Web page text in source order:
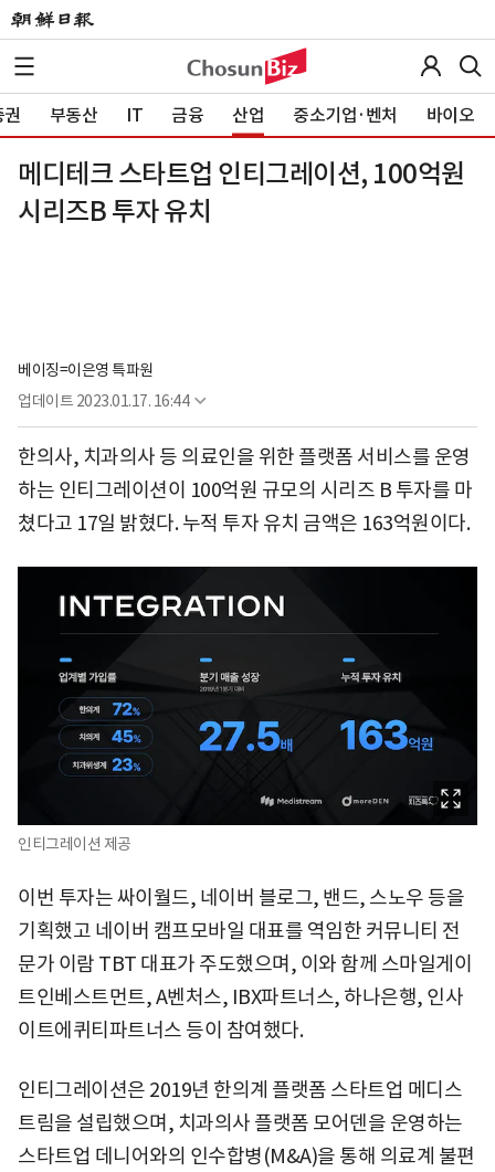
부동산 IT 금융 산업 중소기업·벤처 바이오
메디테크 스타트업 인티그레이션, 100억원
시리즈B 투자 유치
베이징=이은영 특파원
업데이트 2023.01.17. 16:44
한의사, 치과의사 등 의료인을 위한 플랫폼 서비스를 운영
하는 인티그레이션이 100억원 규모의 시리즈 B 투자를 마
쳤다고 17일 밝혔다. 누적 투자 유치 금액은 163억원이다.
인티그레이션 제공
이번 투자는 싸이월드, 네이버 블로그, 밴드, 스노우 등을
기획했고 네이버 캠프모바일 대표를 역임한 커뮤니티 전
문가 이람 TBT 대표가 주도했으며, 이와 함께 스마일게이
트인베스트먼트, A벤처스, IBX파트너스, 하나은행, 인사
이트에퀴티파트너스 등이 참여했다.
인티그레이션은 2019년 한의계 플랫폼 스타트업 메디스
트림을 설립했으며, 치과의사 플랫폼 모어덴을 운영하는
스타트업 데니어와의 인수합병(M&A)을 통해 의료계 불편